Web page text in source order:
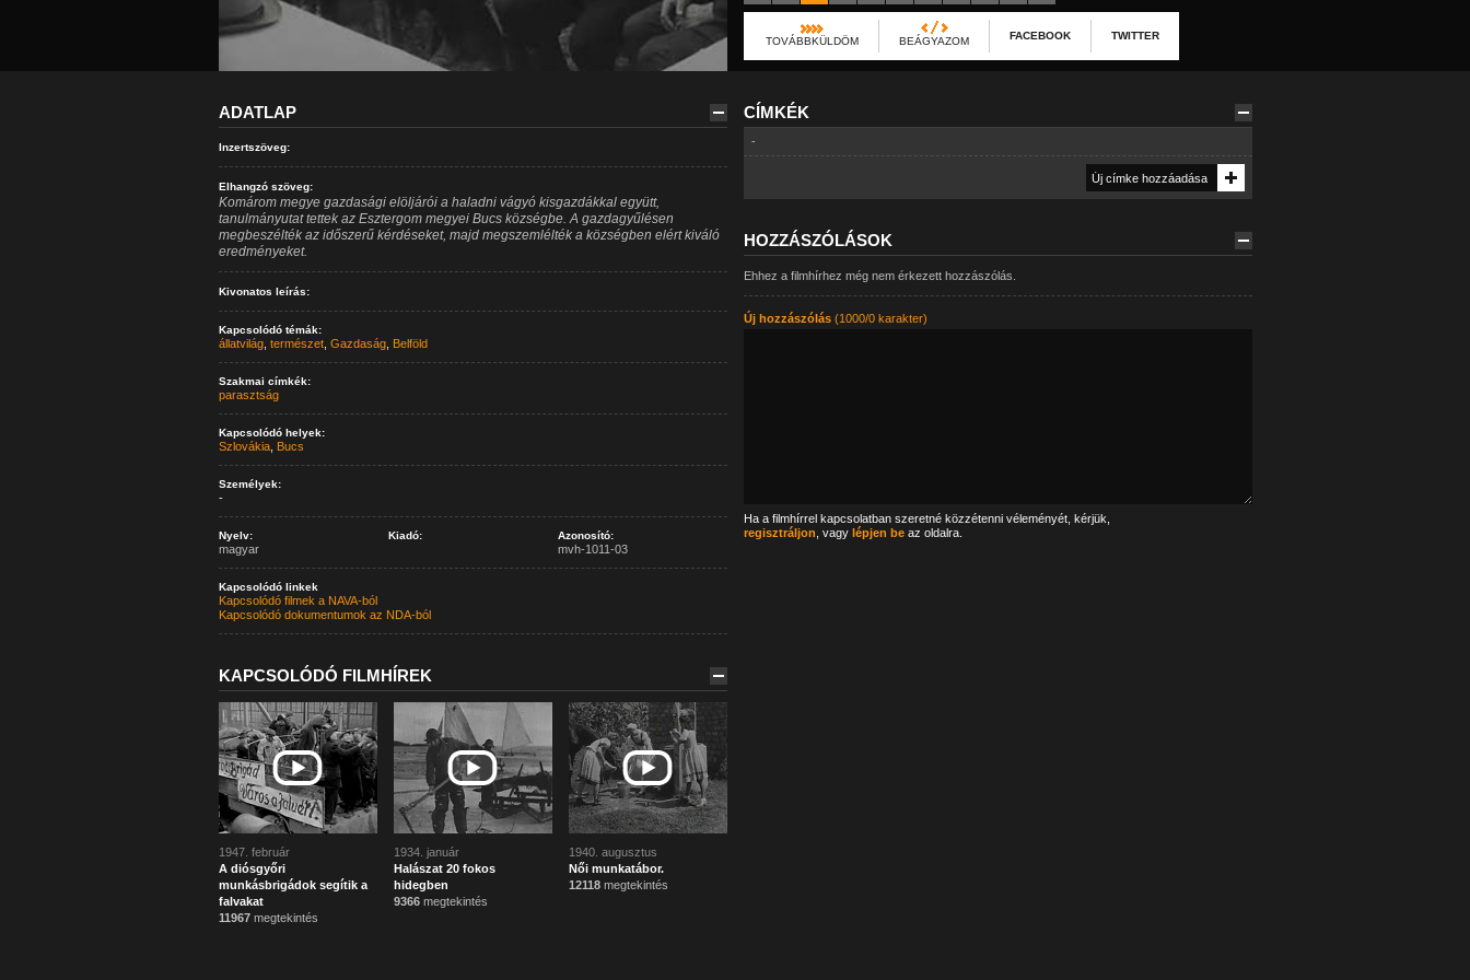
TOVÁBBKÜLDÖM BEÁGYAZOM FACEBOOK TWITTER
ADATLAP
Inzertszöveg:
Elhangzó szöveg:
Komárom megye gazdasági elöljárói a haladni vágyó kisgazdákkal együtt,
tanulmányutat tettek az Esztergom megyei Bucs községbe. A gazdagyűlésen
megbeszélték az időszerű kérdéseket, majd megszemlélték a községben elért kiváló
eredményeket.
Kivonatos leírás:
Kapcsolódó témák:
állatvilág, természet, Gazdaság, Belföld
Szakmai címkék:
parasztság
Kapcsolódó helyek:
Szlovákia, Bucs
Személyek:
-
Nyelv:
magyar
Kiadó: Azonosító:
mvh-1011-03
Kapcsolódó linkek
Kapcsolódó filmek a NAVA-ból
Kapcsolódó dokumentumok az NDA-ból
KAPCSOLÓDÓ FILMHÍREK
1947. február
A diósgyőri
munkásbrigádok segítik a
falvakat
11967megtekintés
1934. január
Halászat 20 fokos
hidegben
9366megtekintés
1940. augusztus
Női munkatábor.
12118megtekintés
CÍMKÉK
-
HOZZÁSZÓLÁSOK
Ehhez a filmhírhez még nem érkezett hozzászólás.
Új hozzászólás(1000/0 karakter)
Ha a filmhírrel kapcsolatban szeretné közzétenni véleményét, kérjük,
regisztráljon , vagy lépjen beaz oldalra.